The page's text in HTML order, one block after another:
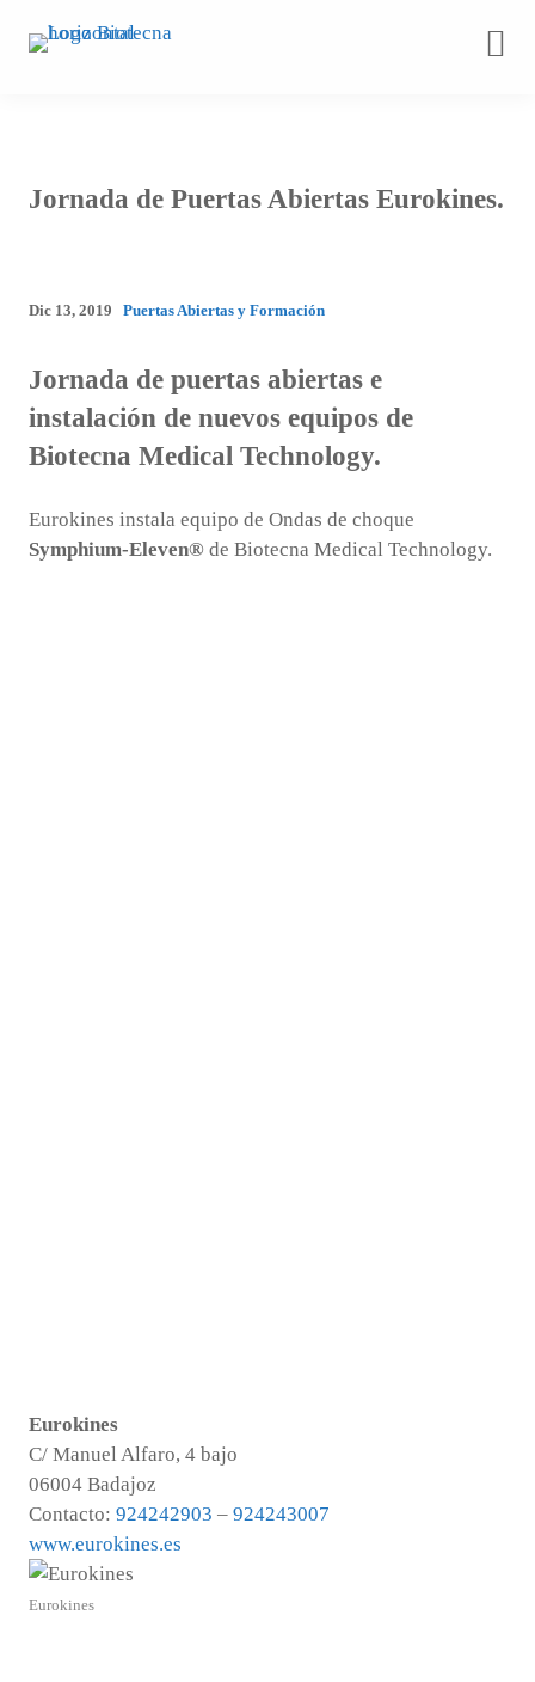
Jornada de Puertas Abiertas Eurokines.
Dic 13, 2019 Puertas Abiertas y Formación
Jornada de puertas abiertas e
instalación de nuevos equipos de
Biotecna Medical Technology.
Eurokines instala equipo de Ondas de choque
Symphium-Eleven® de Biotecna Medical Technology.
Eurokines
C/ Manuel Alfaro, 4 bajo
06004 Badajoz
Contacto: 924242903 – 924243007
www.eurokines.es
Eurokines